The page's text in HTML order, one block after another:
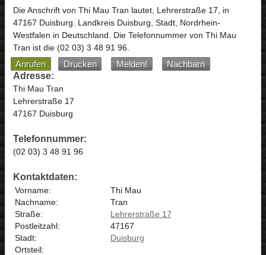
Die Anschrift von Thi Mau Tran lautet, Lehrerstraße 17, in
47167 Duisburg. Landkreis Duisburg, Stadt, Nordrhein-
Westfalen in Deutschland. Die Telefonnummer von Thi Mau
Tran ist die (02 03) 3 48 91 96.
Anrufen Drucken Melden!
Nachbarn
Adresse:
Thi Mau Tran
Lehrerstraße 17
47167 Duisburg
Telefonnummer:
(02 03) 3 48 91 96
Kontaktdaten:
Vorname:
Thi Mau
Nachname:
Tran
Straße:
Lehrerstraße 17
Postleitzahl:
47167
Stadt:
Duisburg
Ortsteil: